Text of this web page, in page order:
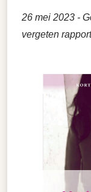
26 mei 2023 -
vergeten rapport